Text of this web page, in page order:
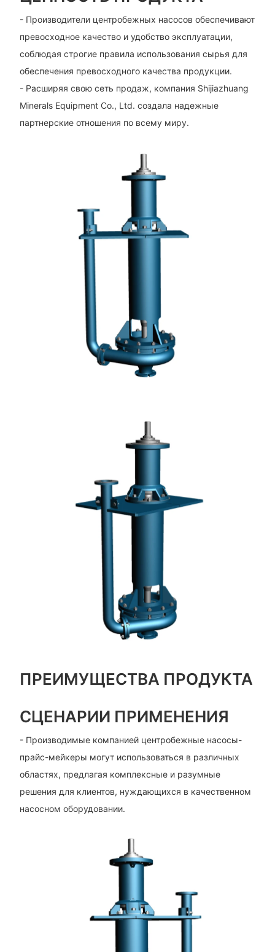
- Производители центробежных насосов обеспечивают
превосходное качество и удобство эксплуатации,
соблюдая строгие правила использования сырья для
обеспечения превосходного качества продукции.
- Расширяя свою сеть продаж, компания Shijiazhuang
Minerals Equipment Co., Ltd. создала надежные
партнерские отношения по всему миру.
ПРЕИМУЩЕСТВА ПРОДУКТА
СЦЕНАРИИ ПРИМЕНЕНИЯ
- Производимые компанией центробежные насосы-
прайс-мейкеры могут использоваться в различных
областях, предлагая комплексные и разумные
решения для клиентов, нуждающихся в качественном
насосном оборудовании.